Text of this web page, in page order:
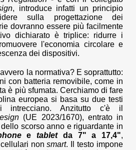
, introduce infatti un principio
sulla progettazione dei
dovranno essere più facilmente
dichiarato è triplice: ridurre i
l'economia circolare e
dei dispositivi.
la normativa? E soprattutto:
con batteria removibile, come in
è più sfumata. Cerchiamo di fare
europea si basa su due testi
intrecciano. Anzitutto c'è il
(UE 2023/1670), entrato in
scorso anno e riguardante in
etabletda 7" a 17,4",
nonsmart. Il testo impone